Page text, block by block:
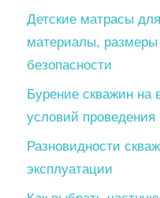
Детские матрасы
материалы, размеры
безопасности
Бурение скважин на
условий проведения
Разновидности
эксплуатации